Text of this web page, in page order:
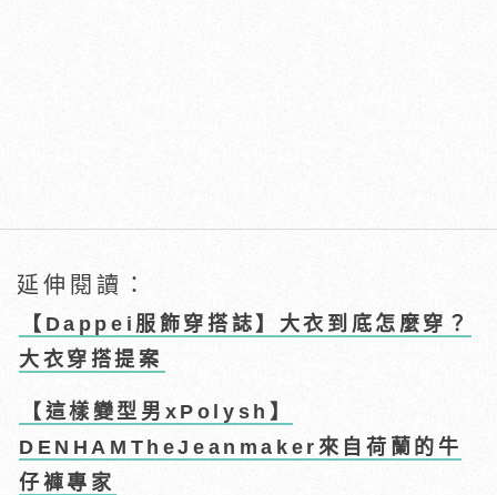
延伸閱讀：
【Dappei服飾穿搭誌】大衣到底怎麼穿？
大衣穿搭提案
【這樣變型男xPolysh】
DENHAMTheJeanmaker來自荷蘭的牛
仔褲專家